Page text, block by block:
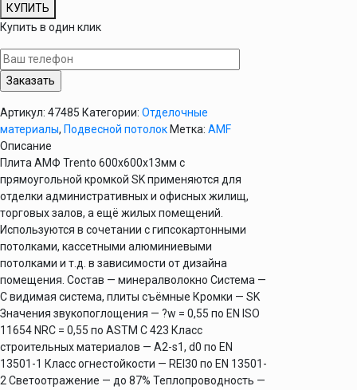
Плита
Trento
FMF
600х600х13мм
КУПИТЬ
Купить в один клик
Артикул: 47485 Категории: Отделочные
материалы, Подвесной потолок Метка: AMF
Описание
Плита АМФ Trento 600х600х13мм с
прямоугольной кромкой SK применяются для
отделки административных и офисных жилищ,
торговых залов, а ещё жилых помещений.
Используются в сочетании с гипсокартонными
потолками, кассетными алюминиевыми
потолками и т.д. в зависимости от дизайна
помещения. Состав — минералволокно Система —
C видимая система, плиты съёмные Кромки — SK
Значения звукопоглощения — ?w = 0,55 по EN ISO
11654 NRC = 0,55 по ASTM C 423 Класс
строительных материалов — A2-s1, d0 по EN
13501-1 Класс огнестойкости — REI30 по EN 13501-
2 Светоотражение — до 87% Теплопроводность —